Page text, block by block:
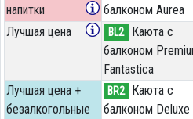
напитки
балконом Aurea
Лучшая цена BL2
Каюта с
балконом
Fantastica
Лучшая цена +
безалкогольные
BR2
Каюта с
балконом Deluxe